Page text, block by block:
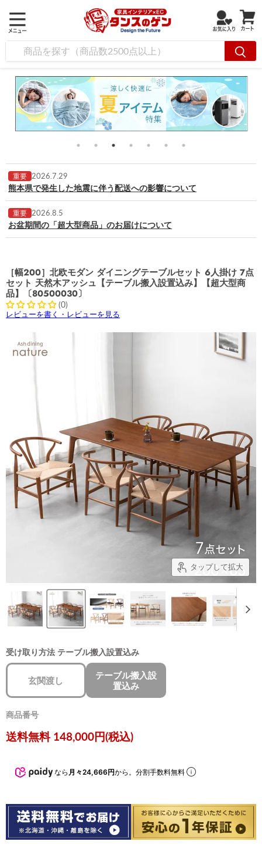
重要 2026.7.29
熊本県で発生した地震に伴う配送への影響について
重要 2026.8.5
お盆期間の「超大型商品」のお届けについて
［幅200］北欧モダン ダイニングテーブルセット 6人掛け 7点
セット 天然木アッシュ【テーブル搬入設置込み】【超大型商
品】〔80500030〕
(0)
レビューを書く・レビューを見る
タップして拡大
受け取り方法 テーブル搬入設置込み
玄関渡し
テーブル搬入設
置込み
商品番号
現在の価格
送料無料 148,000円(税込)
なら 月々24,666円から。分割手数料無料